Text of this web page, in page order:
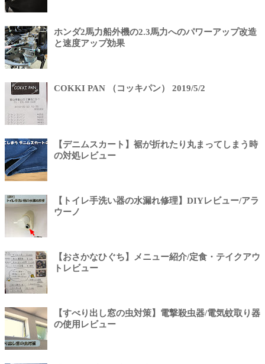
ホンダ2馬力船外機の2.3馬力へのパワーアップ改造
と速度アップ効果
COKKI PAN （コッキパン） 2019/5/2
【デニムスカート】裾が折れたり丸まってしまう時
の対処レビュー
【トイレ手洗い器の水漏れ修理】DIYレビュー/アラ
ウーノ
【おさかなひぐち】メニュー紹介/定食・テイクアウ
トレビュー
【すべり出し窓の虫対策】電撃殺虫器/電気蚊取り器
の使用レビュー